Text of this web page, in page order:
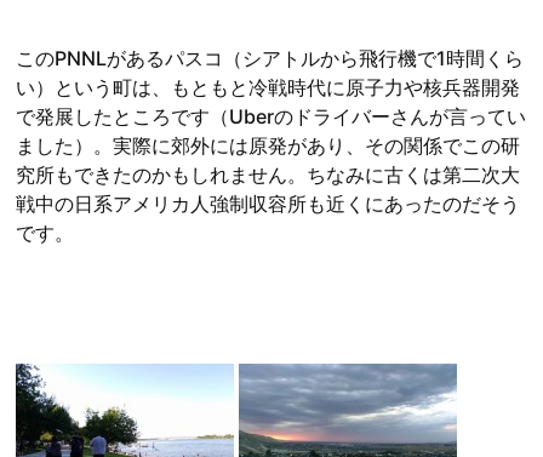
このPNNLがあるパスコ（シアトルから飛行機で1時間くら
い）という町は、もともと冷戦時代に原子力や核兵器開発
で発展したところです（Uberのドライバーさんが言ってい
ました）。実際に郊外には原発があり、その関係でこの研
究所もできたのかもしれません。ちなみに古くは第二次大
戦中の日系アメリカ人強制収容所も近くにあったのだそう
です。